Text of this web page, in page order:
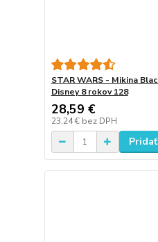
STAR WARS - Mikina
Disney 8 rokov 128
28,59 €
23,24 € bez DPH